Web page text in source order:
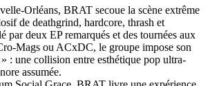
Orléans, BRAT secoue la scène extrême
de deathgrind, hardcore, thrash et
par deux EP remarqués et des tournées aux
Mags ou ACxDC, le groupe impose son
: une collision entre esthétique pop ultra-
assumée.